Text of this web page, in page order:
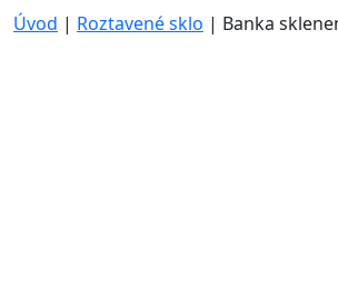
Úvod | Roztavené sklo | Banka